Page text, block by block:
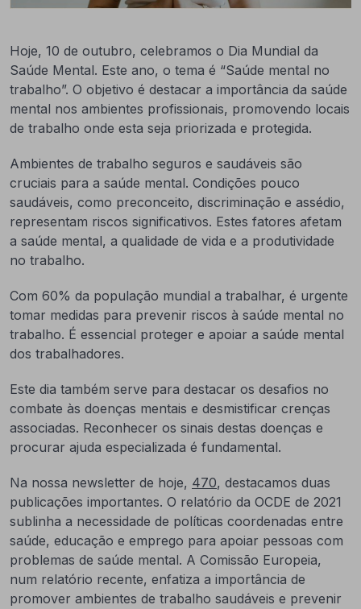
Hoje, 10 de outubro, celebramos o Dia Mundial da
Saúde Mental. Este ano, o tema é “Saúde mental no
trabalho”. O objetivo é destacar a importância da saúde
mental nos ambientes profissionais, promovendo locais
de trabalho onde esta seja priorizada e protegida.
Ambientes de trabalho seguros e saudáveis são
cruciais para a saúde mental. Condições pouco
saudáveis, como preconceito, discriminação e assédio,
representam riscos significativos. Estes fatores afetam
a saúde mental, a qualidade de vida e a produtividade
no trabalho.
Com 60% da população mundial a trabalhar, é urgente
tomar medidas para prevenir riscos à saúde mental no
trabalho. É essencial proteger e apoiar a saúde mental
dos trabalhadores.
Este dia também serve para destacar os desafios no
combate às doenças mentais e desmistificar crenças
associadas. Reconhecer os sinais destas doenças e
procurar ajuda especializada é fundamental.
Na nossa newsletter de hoje, 470, destacamos duas
publicações importantes. O relatório da OCDE de 2021
sublinha a necessidade de políticas coordenadas entre
saúde, educação e emprego para apoiar pessoas com
problemas de saúde mental. A Comissão Europeia,
num relatório recente, enfatiza a importância de
promover ambientes de trabalho saudáveis e prevenir